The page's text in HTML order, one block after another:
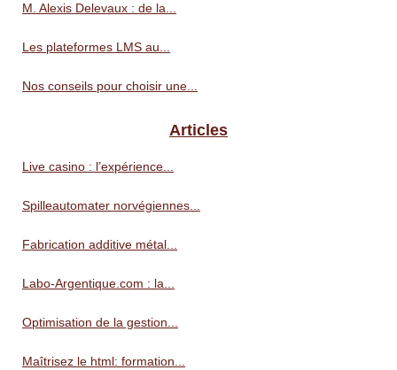
M. Alexis Delevaux : de la...
Les plateformes LMS au...
Nos conseils pour choisir une...
Articles
Live casino : l’expérience...
Spilleautomater norvégiennes...
Fabrication additive métal...
Labo-Argentique.com : la...
Optimisation de la gestion...
Maîtrisez le html: formation...